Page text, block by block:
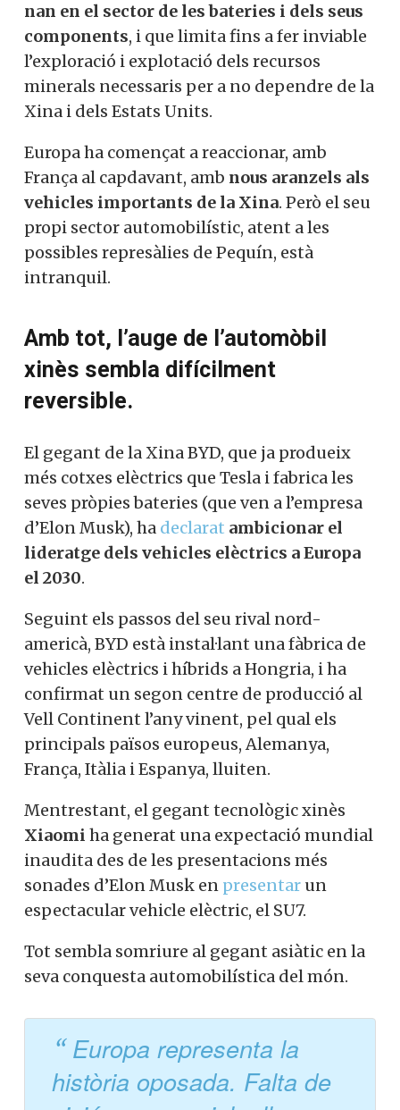
nan en el sector de les bateries i dels seus
components, i que limita fins a fer inviable
l’exploració i explotació dels recursos
minerals necessaris per a no dependre de la
Xina i dels Estats Units.
Europa ha començat a reaccionar, amb
França al capdavant, amb nous aranzels als
vehicles importants de la Xina. Però el seu
propi sector automobilístic, atent a les
possibles represàlies de Pequín, està
intranquil.
Amb tot, l’auge de l’automòbil
xinès sembla difícilment
reversible.
El gegant de la Xina BYD, que ja produeix
més cotxes elèctrics que Tesla i fabrica les
seves pròpies bateries (que ven a l’empresa
d’Elon Musk), ha declarat ambicionar el
lideratge dels vehicles elèctrics a Europa
el 2030.
Seguint els passos del seu rival nord-
americà, BYD està instal·lant una fàbrica de
vehicles elèctrics i híbrids a Hongria, i ha
confirmat un segon centre de producció al
Vell Continent l’any vinent, pel qual els
principals països europeus, Alemanya,
França, Itàlia i Espanya, lluiten.
Mentrestant, el gegant tecnològic xinès
Xiaomi ha generat una expectació mundial
inaudita des de les presentacions més
sonades d’Elon Musk en presentar un
espectacular vehicle elèctric, el SU7.
Tot sembla somriure al gegant asiàtic en la
seva conquesta automobilística del món.
Europa representa la
història oposada. Falta de